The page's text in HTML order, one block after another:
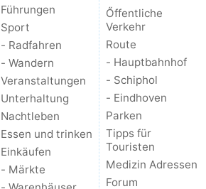
Führungen
Sport
- Radfahren
- Wandern
Veranstaltungen
Unterhaltung
Nachtleben
Essen und trinken
Einkäufen
- Märkte
Őffentliche
Verkehr
Route
- Hauptbahnhof
- Schiphol
- Eindhoven
Parken
Tipps für
Touristen
Medizin Adressen
Forum